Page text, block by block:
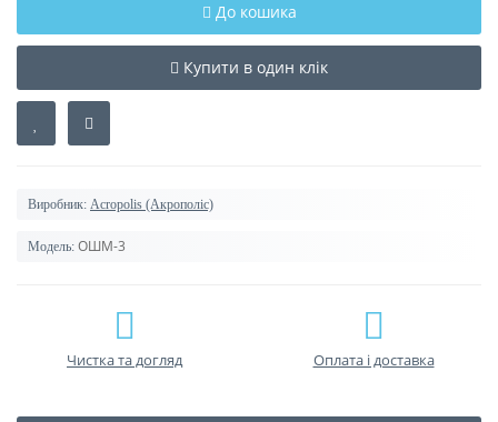
До кошика
Купити в один клік
Виробник: Acropolis (Акрополіс)
Модель: ОШМ-3
Чистка та догляд Оплата і доставка